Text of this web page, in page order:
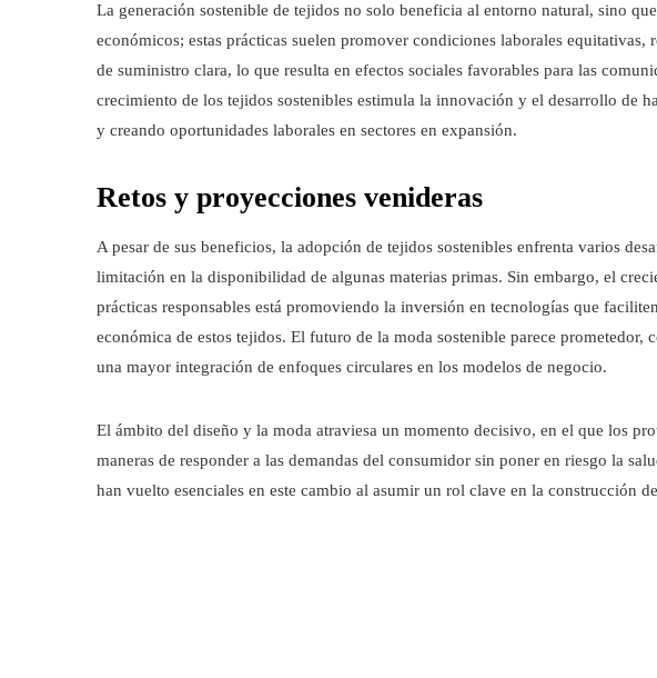
La generación sostenible de tejidos no solo beneficia al entorno natural, sino
económicos; estas prácticas suelen promover condiciones laborales equitativas,
de suministro clara, lo que resulta en efectos sociales favorables para las
crecimiento de los tejidos sostenibles estimula la innovación y el desarrollo de
y creando oportunidades laborales en sectores en expansión.
Retos y proyecciones venideras
A pesar de sus beneficios, la adopción de tejidos sostenibles enfrenta varios
limitación en la disponibilidad de algunas materias primas. Sin embargo, el
prácticas responsables está promoviendo la inversión en tecnologías que
económica de estos tejidos. El futuro de la moda sostenible parece prometedor,
una mayor integración de enfoques circulares en los modelos de negocio.
El ámbito del diseño y la moda atraviesa un momento decisivo, en el que los
maneras de responder a las demandas del consumidor sin poner en riesgo la
han vuelto esenciales en este cambio al asumir un rol clave en la construcción